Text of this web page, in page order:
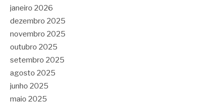
janeiro 2026
dezembro 2025
novembro 2025
outubro 2025
setembro 2025
agosto 2025
junho 2025
maio 2025